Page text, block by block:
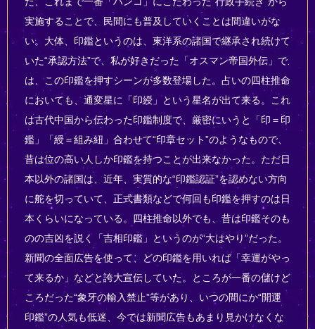
実施することで、民間にも普及していくことは間違いがな
い。大体、印鑑というのは、東洋系の諸国で継承され続けて
いた“承認方法”で、私が好きだった「オスマン帝国外伝」で
は、この印鑑を押すシーンが多数登場した。占いの四柱推命
においても、通変星に「印綬」という星名が出て来る。これ
は古代中国から伝わった印鑑制度で、厳密にいうと「印＝印
鑑」「綬＝組み紐」合わせて“印章セット”のようなもので、
昔は位の高い人しか印鑑を持つことが出来なかった。ただ日
本以外の諸国は、近年、実質的な“印鑑認証”を認めない方向
に舵を切っていて、正式書類などで何回も印鑑を押すのは日
本くらいになっている。四柱推命以外でも、昔は印鑑そのも
のの吉凶を説く「吉相印鑑」というのが“大はやり”だった。
新聞の全面広告を使って、どの印鑑を用いれば「幸運がやっ
て来るか」などと誇大宣伝していた。ところが一番の儲けど
ころだった“象牙の輸入禁止”等があり、いつの間にか“開運
印鑑”の人気も低迷、今では新聞広告もあまり見かけなくな